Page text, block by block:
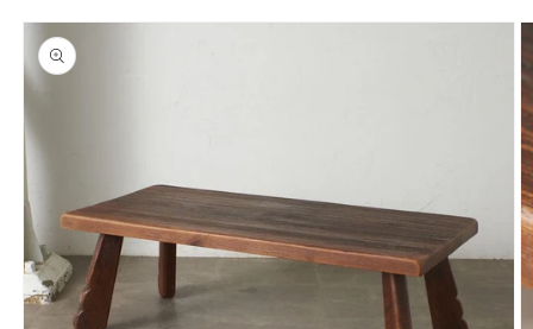
商品情
報にス
キップ